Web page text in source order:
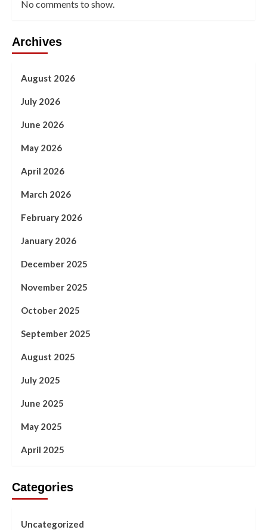
No comments to show.
Archives
August 2026
July 2026
June 2026
May 2026
April 2026
March 2026
February 2026
January 2026
December 2025
November 2025
October 2025
September 2025
August 2025
July 2025
June 2025
May 2025
April 2025
Categories
Uncategorized